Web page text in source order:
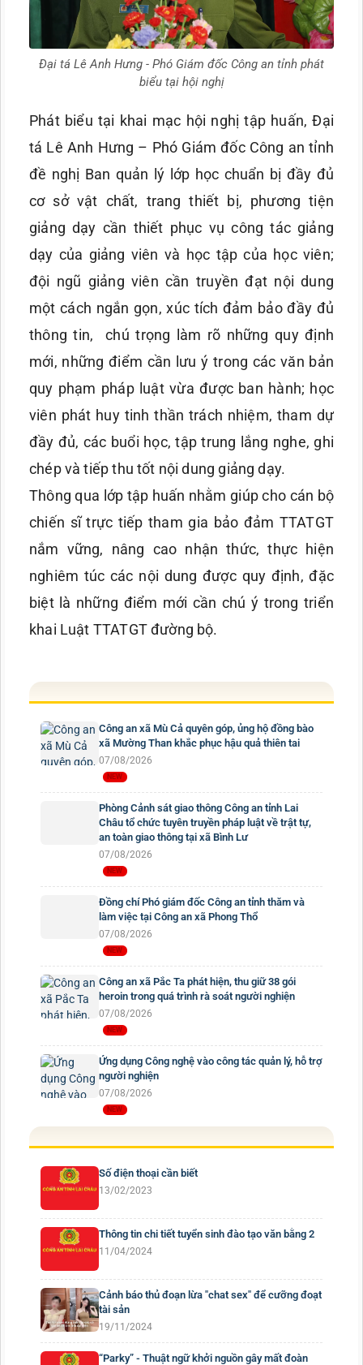
Đại tá Lê Anh Hưng - Phó Giám đốc Công an tỉnh phát
biểu tại hội nghị
Phát biểu tại khai mạc hội nghị tập huấn, Đại
tá Lê Anh Hưng – Phó Giám đốc Công an tỉnh
đề nghị Ban quản lý lớp học chuẩn bị đầy đủ
cơ sở vật chất, trang thiết bị, phương tiện
giảng dạy cần thiết phục vụ công tác giảng
dạy của giảng viên và học tập của học viên;
đội ngũ giảng viên cần truyền đạt nội dung
một cách ngắn gọn, xúc tích đảm bảo đầy đủ
thông tin, chú trọng làm rõ những quy định
mới, những điểm cần lưu ý trong các văn bản
quy phạm pháp luật vừa được ban hành; học
viên phát huy tinh thần trách nhiệm, tham dự
đầy đủ, các buổi học, tập trung lắng nghe, ghi
chép và tiếp thu tốt nội dung giảng dạy.
Thông qua lớp tập huấn nhằm giúp cho cán bộ
chiến sĩ trực tiếp tham gia bảo đảm TTATGT
nắm vững, nâng cao nhận thức, thực hiện
nghiêm túc các nội dung được quy định, đặc
biệt là những điểm mới cần chú ý trong triển
khai Luật TTATGT đường bộ.
Công an xã Mù Cả quyên góp, ủng hộ đồng bào
xã Mường Than khắc phục hậu quả thiên tai
07/08/2026
Phòng Cảnh sát giao thông Công an tỉnh Lai
Châu tổ chức tuyên truyền pháp luật về trật tự,
an toàn giao thông tại xã Bình Lư
07/08/2026
Đồng chí Phó giám đốc Công an tỉnh thăm và
làm việc tại Công an xã Phong Thổ
07/08/2026
Công an xã Pắc Ta phát hiện, thu giữ 38 gói
heroin trong quá trình rà soát người nghiện
07/08/2026
Ứng dụng Công nghệ vào công tác quản lý, hỗ trợ
người nghiện
07/08/2026
Số điện thoại cần biết
13/02/2023
Thông tin chi tiết tuyển sinh đào tạo văn bằng 2
11/04/2024
Cảnh báo thủ đoạn lừa "chat sex" để cưỡng đoạt
tài sản
19/11/2024
“Parky” - Thuật ngữ khởi nguồn gây mất đoàn